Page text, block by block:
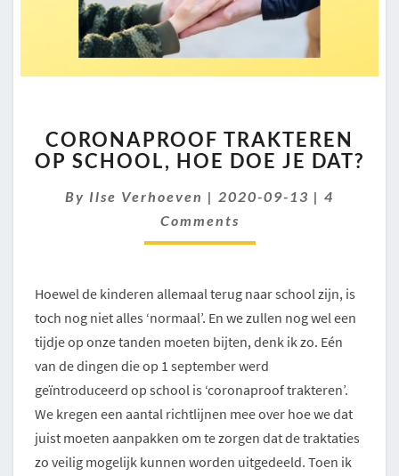
TRAKTEREN
OP
HOE
DOE
JE
CORONAPROOF TRAKTEREN
OP SCHOOL, HOE DOE JE DAT?
By Ilse Verhoeven | 2020-09-13 | 4
Comments
Hoewel de kinderen allemaal terug naar school zijn, is
toch nog niet alles ‘normaal’. En we zullen nog wel een
tijdje op onze tanden moeten bijten, denk ik zo. Eén
van de dingen die op 1 september werd
geïntroduceerd op school is ‘coronaproof trakteren’.
We kregen een aantal richtlijnen mee over hoe we dat
juist moeten aanpakken om te zorgen dat de traktaties
zo veilig mogelijk kunnen worden uitgedeeld. Toen ik